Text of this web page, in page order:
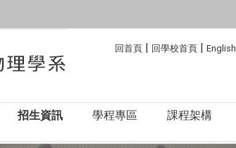
回首頁 | 回學校首頁 | English
招生資訊 學程專區 課程架構